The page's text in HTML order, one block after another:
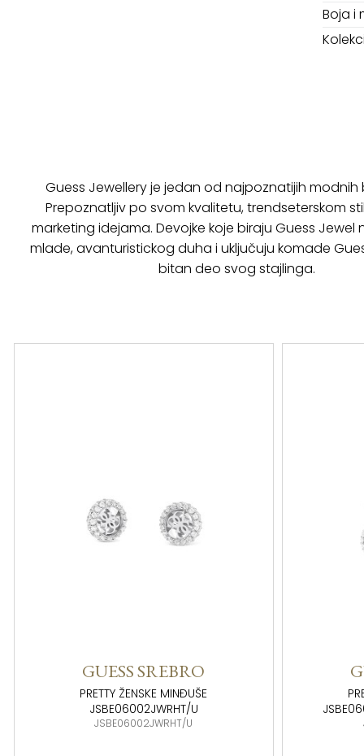
Boja i
Guess Jewellery je jedan od najpoznatijih
Prepoznatljiv po svom kvalitetu, trendseterskom
marketing idejama. Devojke koje biraju Guess Jewel
mlade, avanturistickog duha i uključuju komade
bitan deo svog stajlinga.
GUESS SREBRO
PRETTY ŽENSKE MINĐUŠE
JSBE06002JWRHT/U
JSBE06002JWRHT/U